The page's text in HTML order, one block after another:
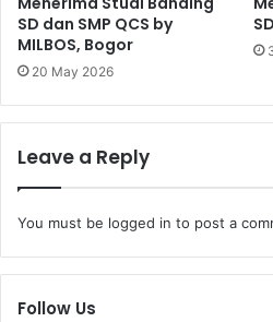
SD dan SMP QCS by
MILBOS, Bogor
20 May 2026
Leave a Reply
You must be logged in to post a
Follow Us